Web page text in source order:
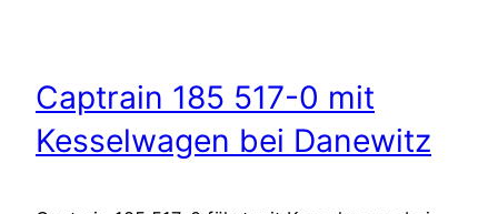
Captrain 185 517-0 mit
Kesselwagen bei Danewitz